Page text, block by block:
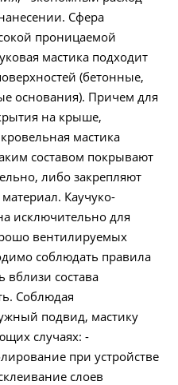
Сфера
проницаемой
мастика подходит
(бетонные,
основания). Причем для
на крыше,
мастика
составом покрывают
либо закрепляют
Каучуко-
исключительно для
вентилируемых
соблюдать правила
вблизи состава
Соблюдая
подвид, мастику
случаях: -
при устройстве
слоев